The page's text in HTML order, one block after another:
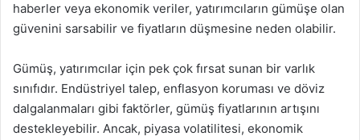
haberler veya ekonomik veriler, yatırımcıların gümüşe olan
güvenini sarsabilir ve fiyatların düşmesine neden olabilir.
Gümüş, yatırımcılar için pek çok fırsat sunan bir varlık
sınıfıdır. Endüstriyel talep, enflasyon koruması ve döviz
dalgalanmaları gibi faktörler, gümüş fiyatlarının artışını
destekleyebilir. Ancak, piyasa volatilitesi, ekonomik